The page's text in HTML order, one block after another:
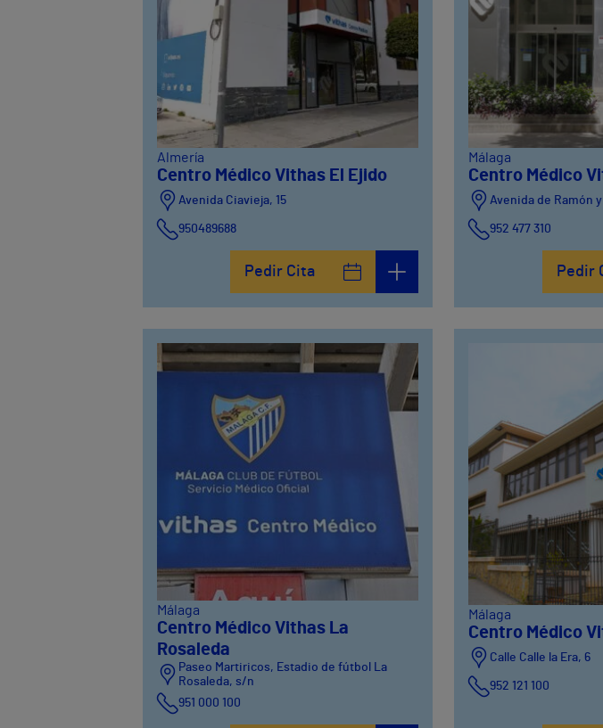
Almería
Centro Médico Vithas El Ejido
Avenida Ciavieja, 15
950489688
Pedir Cita
Málaga
Centro Médico
Avenida de Ramón
952 477 310
Pedir
Málaga
Centro Médico Vithas La
Rosaleda
Paseo Martiricos, Estadio de fútbol La
Rosaleda, s/n
951 000 100
Málaga
Centro Médico
Calle Calle la Era, 6
952 121 100